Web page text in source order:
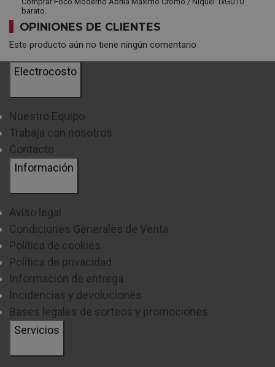
barato.
OPINIONES DE CLIENTES
Este producto aún no tiene ningún comentario
Electrocosto
Nuestro Equipo
Trabaja con nosotros
Contacto
Información
Aviso legal
Condiciones Generales de Venta
Política de cookies
Política de privacidad
Información de entrega
Incidencias y devoluciones
Bases legales de sorteos y promociones
Servicios